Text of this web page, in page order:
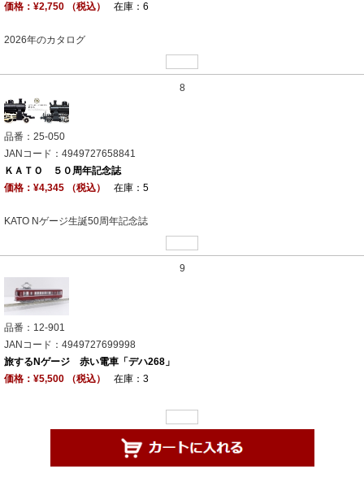
価格：¥2,750 （税込）
在庫：6
2026年のカタログ
8
品番：25-050
JANコード：4949727658841
ＫＡＴＯ ５０周年記念誌
価格：¥4,345 （税込）
在庫：5
KATO Nゲージ生誕50周年記念誌
9
品番：12-901
JANコード：4949727699998
旅するNゲージ 赤い電車「デハ268」
価格：¥5,500 （税込）
在庫：3